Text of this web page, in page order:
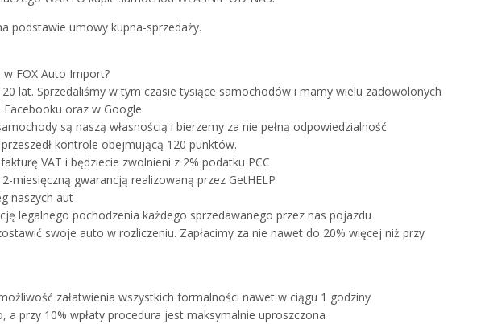
podstawie umowy kupna-sprzedaży.
FOX Auto Import?
lat. Sprzedaliśmy w tym czasie tysiące samochodów i mamy wielu zadowolonych
oraz w Google
są naszą własnością i bierzemy za nie pełną odpowiedzialność
kontrole obejmującą 120 punktów.
VAT i będziecie zwolnieni z 2% podatku PCC
miesięczną gwarancją realizowaną przez GetHELP
naszych aut
legalnego pochodzenia każdego sprzedawanego przez nas pojazdu
swoje auto w rozliczeniu. Zapłacimy za nie nawet do 20% więcej niż przy
załatwienia wszystkich formalności nawet w ciągu 1 godziny
a przy 10% wpłaty procedura jest maksymalnie uproszczona